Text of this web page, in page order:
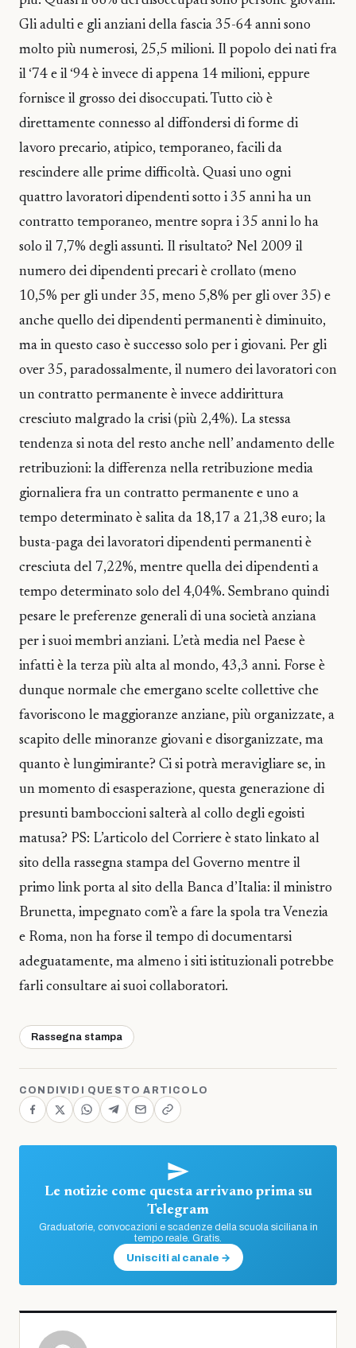
Gli adulti e gli anziani della fascia 35-64 anni sono
molto più numerosi, 25,5 milioni. Il popolo dei nati fra
il ‘74 e il ‘94 è invece di appena 14 milioni, eppure
fornisce il grosso dei disoccupati. Tutto ciò è
direttamente connesso al diffondersi di forme di
lavoro precario, atipico, temporaneo, facili da
rescindere alle prime difficoltà. Quasi uno ogni
quattro lavoratori dipendenti sotto i 35 anni ha un
contratto temporaneo, mentre sopra i 35 anni lo ha
solo il 7,7% degli assunti. Il risultato? Nel 2009 il
numero dei dipendenti precari è crollato (meno
10,5% per gli under 35, meno 5,8% per gli over 35) e
anche quello dei dipendenti permanenti è diminuito,
ma in questo caso è successo solo per i giovani. Per gli
over 35, paradossalmente, il numero dei lavoratori con
un contratto permanente è invece addirittura
cresciuto malgrado la crisi (più 2,4%). La stessa
tendenza si nota del resto anche nell’ andamento delle
retribuzioni: la differenza nella retribuzione media
giornaliera fra un contratto permanente e uno a
tempo determinato è salita da 18,17 a 21,38 euro; la
busta-paga dei lavoratori dipendenti permanenti è
cresciuta del 7,22%, mentre quella dei dipendenti a
tempo determinato solo del 4,04%. Sembrano quindi
pesare le preferenze generali di una società anziana
per i suoi membri anziani. L’età media nel Paese è
infatti è la terza più alta al mondo, 43,3 anni. Forse è
dunque normale che emergano scelte collettive che
favoriscono le maggioranze anziane, più organizzate, a
scapito delle minoranze giovani e disorganizzate, ma
quanto è lungimirante? Ci si potrà meravigliare se, in
un momento di esasperazione, questa generazione di
presunti bamboccioni salterà al collo degli egoisti
matusa? PS: L’articolo del Corriere è stato linkato al
sito della rassegna stampa del Governo mentre il
primo link porta al sito della Banca d’Italia: il ministro
Brunetta, impegnato com’è a fare la spola tra Venezia
e Roma, non ha forse il tempo di documentarsi
adeguatamente, ma almeno i siti istituzionali potrebbe
farli consultare ai suoi collaboratori.
Rassegna stampa
CONDIVIDI QUESTO ARTICOLO
Le notizie come questa arrivano prima su
Telegram
Graduatorie, convocazioni e scadenze della scuola siciliana in
tempo reale. Gratis.
Unisciti al canale →